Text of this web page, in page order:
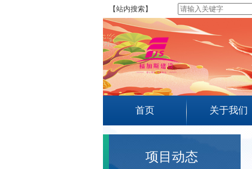
【站内搜索】
首页 关于我们
项目动态